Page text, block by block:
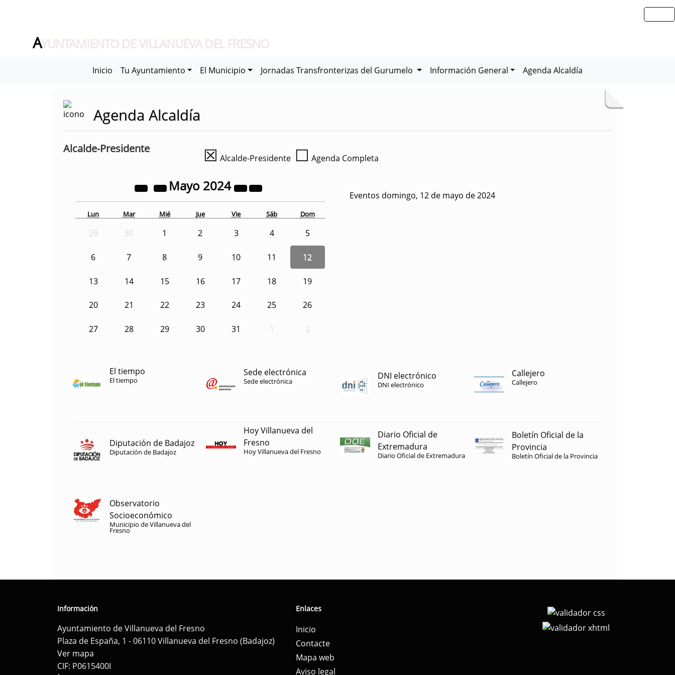
AYUNTAMIENTO DE VILLANUEVA DEL FRESNO
Inicio Tu Ayuntamiento El Municipio Jornadas Transfronterizas del Gurumelo Información General Agenda Alcaldía
Agenda Alcaldía
Alcalde-Presidente ☒ Alcalde-Presidente ☐ Agenda Completa
Mayo 2024
Lun Mar Mié Jue Vie Sáb Dom
29 30 1 2 3 4 5
6 7 8 9 10 11 12
13 14 15 16 17 18 19
20 21 22 23 24 25 26
27 28 29 30 31 1 2
Eventos domingo, 12 de mayo de 2024
El tiempo
El tiempo
Sede electrónica
Sede electrónica DNI electrónico
DNI electrónico
Callejero
Callejero
Diputación de Badajoz
Diputación de Badajoz
Hoy Villanueva del
Fresno
Hoy Villanueva del Fresno
Diario Oficial de
Extremadura
Diario Oficial de Extremadura
Boletín Oficial de la
Provincia
Boletín Oficial de la Provincia
Observatorio
Socioeconómico
Municipio de Villanueva del
Fresno
Información
Ayuntamiento de Villanueva del Fresno
Plaza de España, 1 - 06110 Villanueva del Fresno (Badajoz)
Ver mapa
CIF: P0615400I
Enlaces
Inicio
Contacte
Mapa web
Aviso legal